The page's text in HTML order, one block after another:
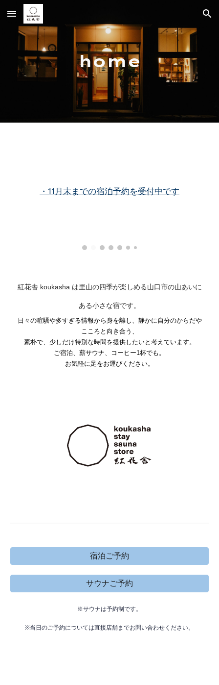
Skip to main content Skip to navigation
home
・11月末までの宿泊予約を受付中です
紅花舎 koukasha は里山の四季が楽しめる山口市の山あいに
ある小さな宿です。
日々の喧騒や多すぎる情報から身を離し、静かに自分のからだや
こころと向き合う、
素朴で、少しだけ特別な時間を提供したいと考えています。
ご宿泊、薪サウナ、コーヒー1杯でも。
お気軽に足をお運びください。
宿泊ご予約
サウナご予約
※サウナは予約制です。
※当日のご予約については直接店舗までお問い合わせください。